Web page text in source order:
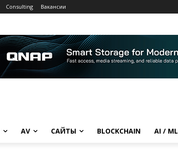
Consulting Вакансии
AV САЙТЫ BLOCKCHAIN AI / ML